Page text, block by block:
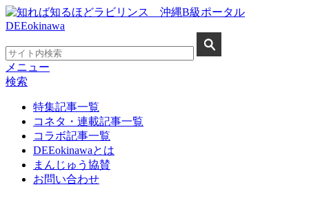
メニュー
検索
特集記事一覧
コネタ・連載記事一覧
コラボ記事一覧
DEEokinawaとは
まんじゅう協賛
お問い合わせ